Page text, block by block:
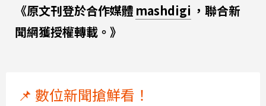
《原文刊登於合作媒體 mashdigi ，聯合新
聞網獲授權轉載。》
📌 數位新聞搶鮮看！